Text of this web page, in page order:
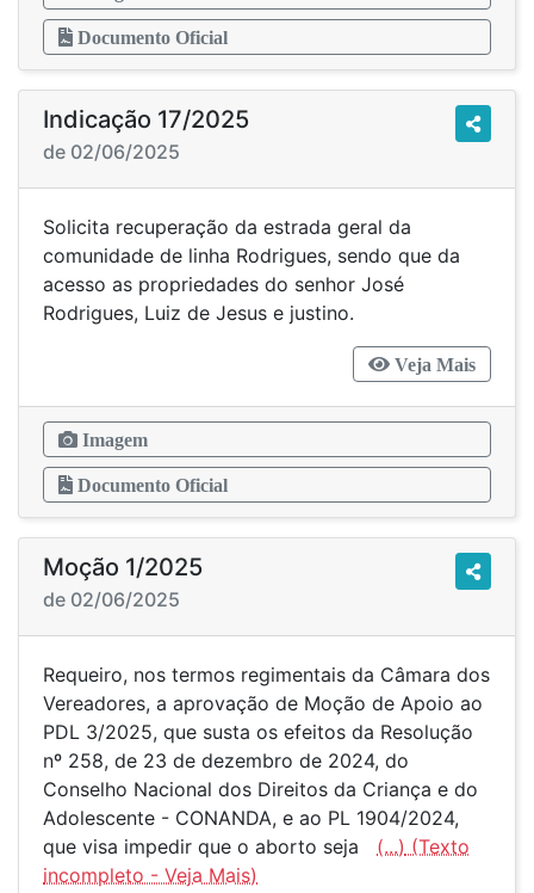
Documento Oficial
Indicação 17/2025
de 02/06/2025
Solicita recuperação da estrada geral da
comunidade de linha Rodrigues, sendo que da
acesso as propriedades do senhor José
Rodrigues, Luiz de Jesus e justino.
Veja Mais
Imagem
Documento Oficial
Moção 1/2025
de 02/06/2025
Requeiro, nos termos regimentais da Câmara dos
Vereadores, a aprovação de Moção de Apoio ao
PDL 3/2025, que susta os efeitos da Resolução
nº 258, de 23 de dezembro de 2024, do
Conselho Nacional dos Direitos da Criança e do
Adolescente - CONANDA, e ao PL 1904/2024,
que visa impedir que o aborto seja (...)